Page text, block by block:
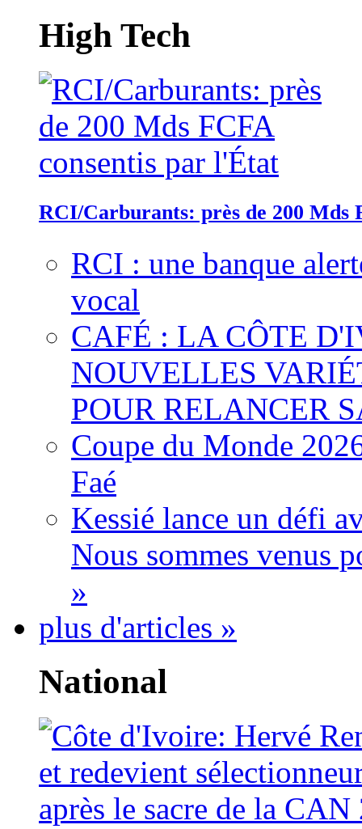
High Tech
RCI/Carburants: près de 200 Mds
RCI : une banque
vocal
CAFÉ : LA CÔTE
NOUVELLES
POUR RELANCER
Coupe du Monde
Faé
Kessié lance un défi
Nous sommes venus
»
plus d'articles »
National